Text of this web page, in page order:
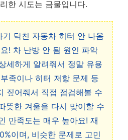
한 시도는 금물입니다.
닥친 자동차 히터 안 나옴
! 차 난방 안 됨 원인 파악
세하게 알려줘서 정말 유용
족이나 히터 저항 문제 등
짚어줘서 직접 점검해볼 수
뜻한 겨울을 다시 맞이할 수
만족도는 매우 높아요! 재
이며, 비슷한 문제로 고민